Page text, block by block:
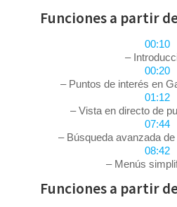
Funciones a partir
00:10
–
00:20
– Puntos de interés en
01:12
– Vista en directo de
07:44
– Búsqueda avanzada
08:42
– Menús
Funciones a partir